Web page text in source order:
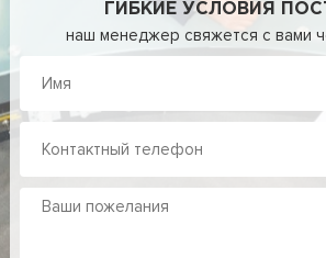
ГИБКИЕ УСЛОВИЯ
наш менеджер свяжется с вами